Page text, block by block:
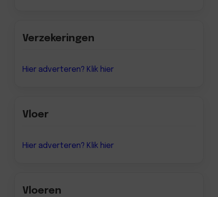
Verzekeringen
Hier adverteren? Klik hier
Vloer
Hier adverteren? Klik hier
Vloeren